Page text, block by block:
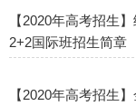
【2020年高考招生
2+2国际班招生简章
【2020年高考招生